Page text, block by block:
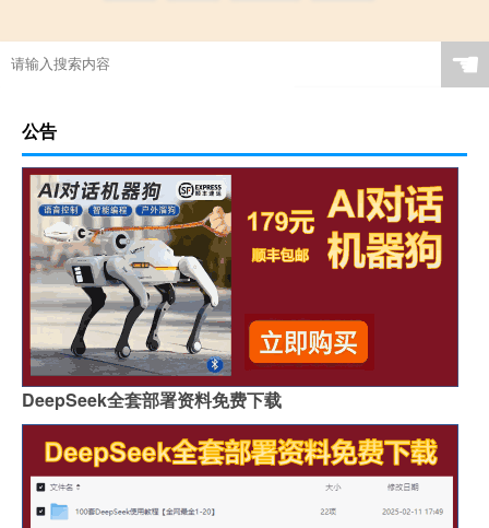
☚
公告
DeepSeek全套部署资料免费下载